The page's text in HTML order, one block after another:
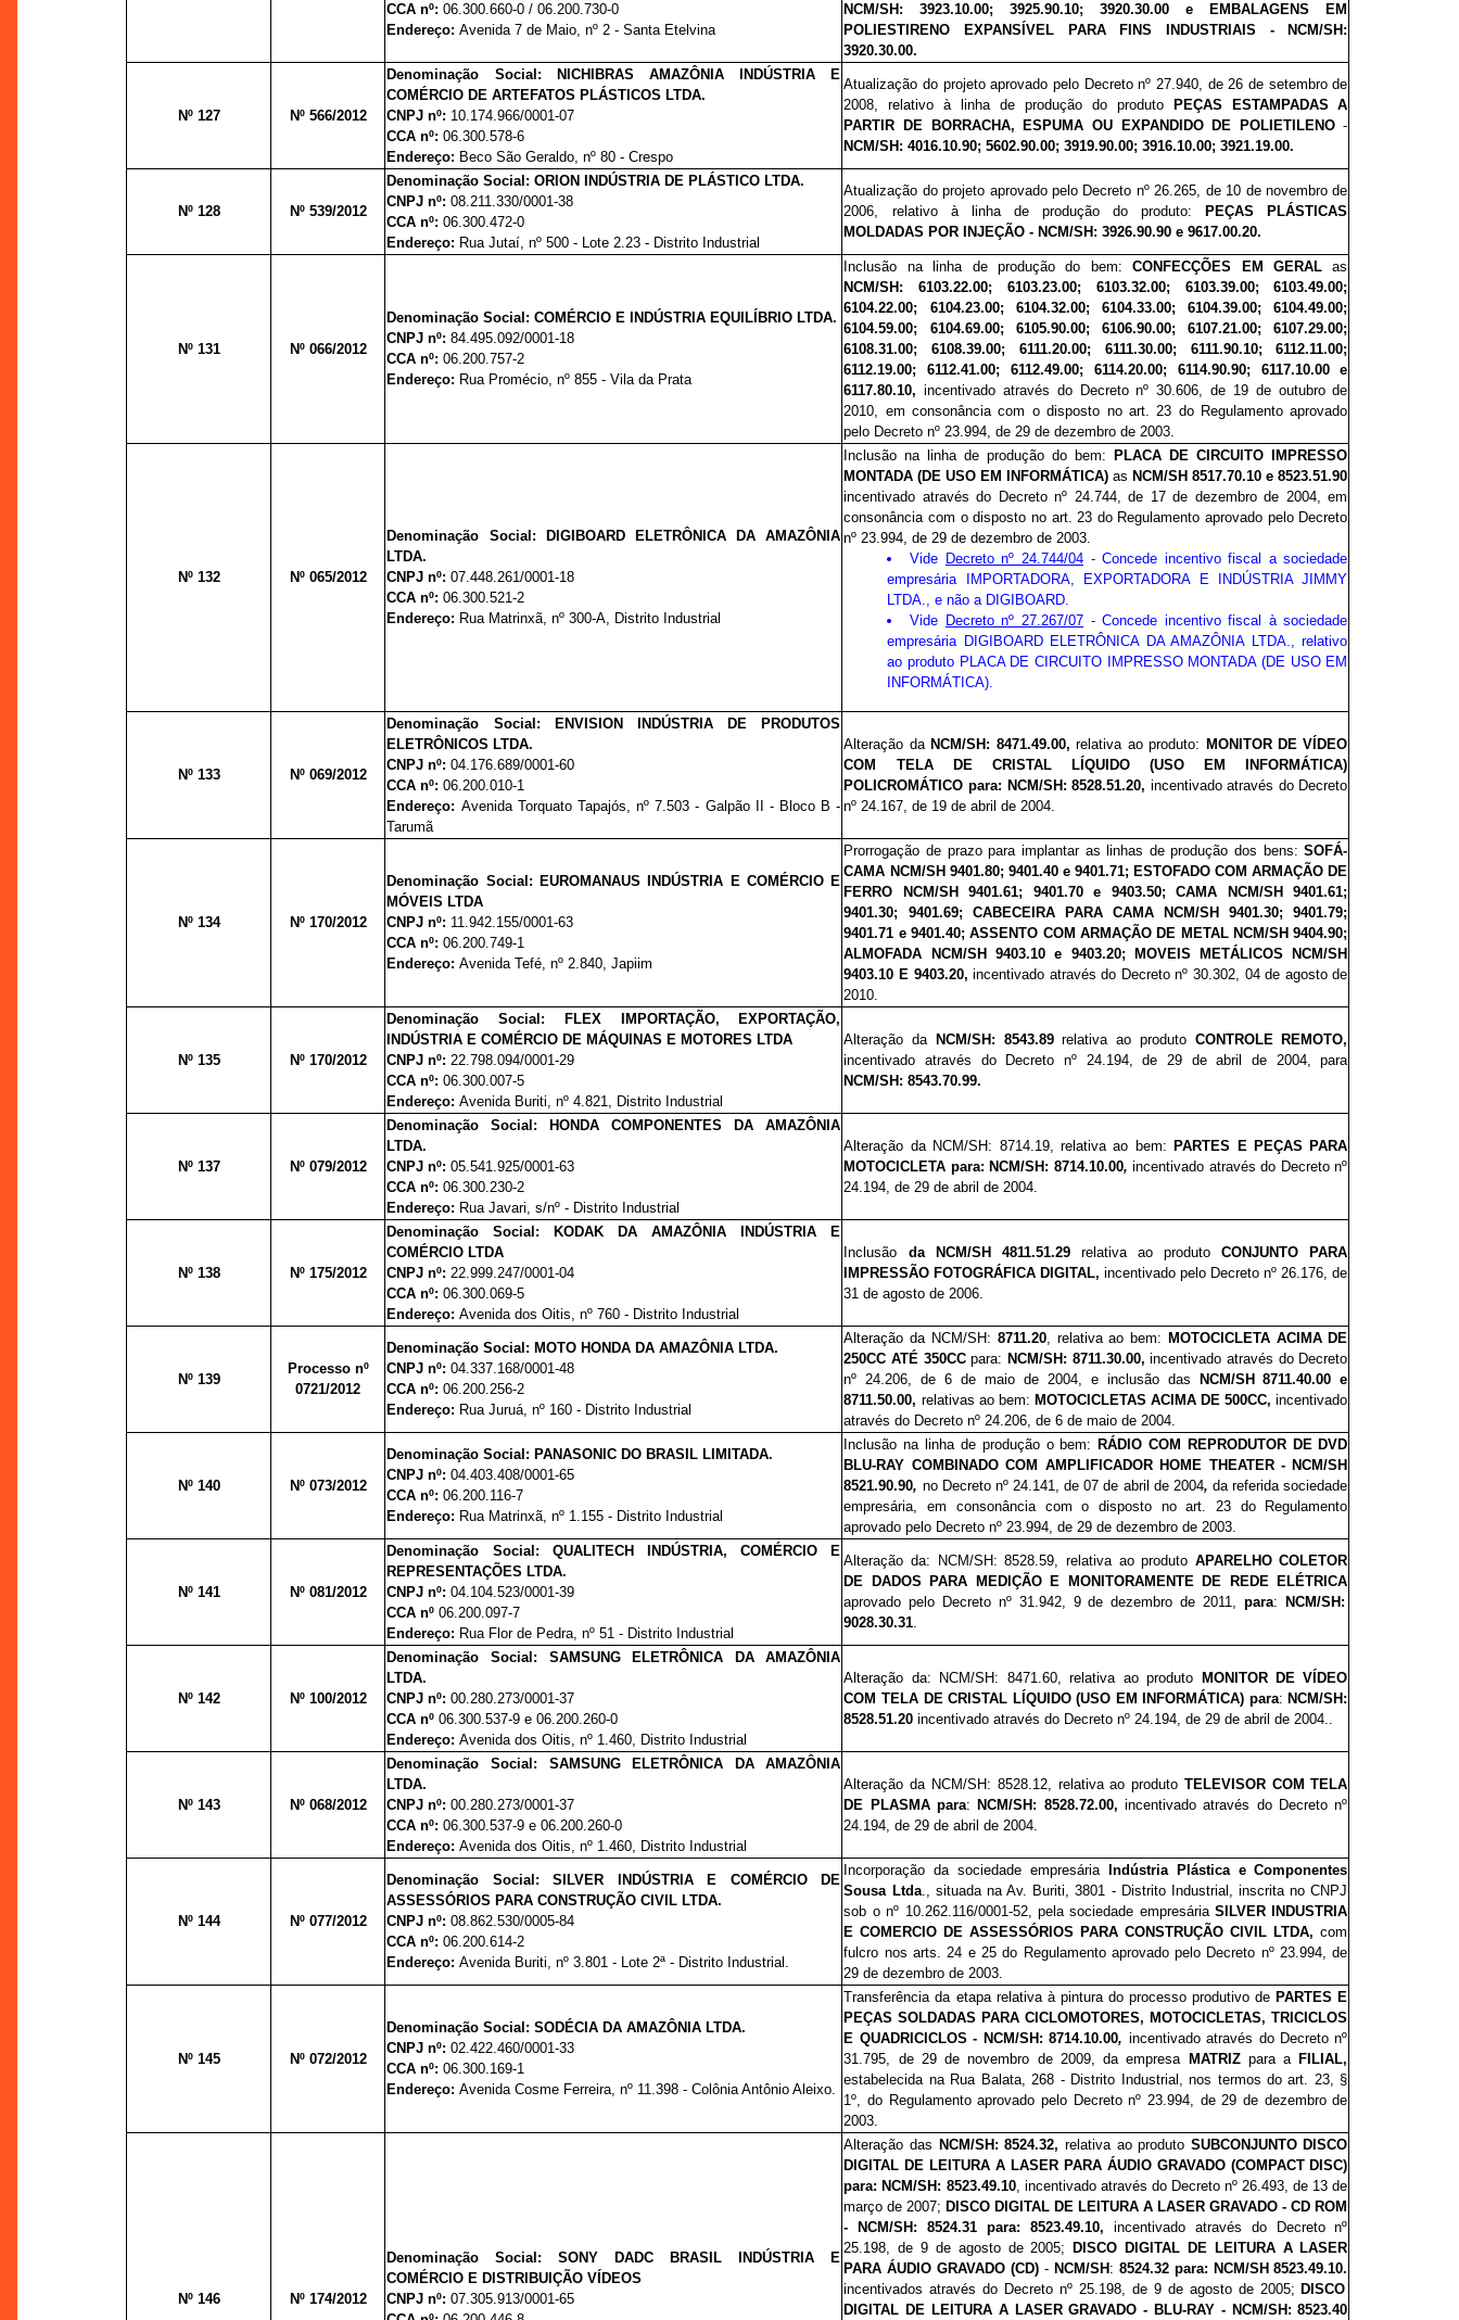
CCA nº: 06.300.660-0 / 06.200.730-0
Endereço:Avenida 7 de Maio,nº 2 - Santa Etelvina
NCM/SH: 3923.10.00; 3925.90.10; 3920.30.00 e EMBALAGENS EM
POLIESTIRENO EXPANSÍVEL PARA FINS INDUSTRIAIS - NCM/SH:
3920.30.00.
Nº 127 Nº 566/2012
Denominação Social:
NICHIBRAS AMAZÔNIA INDÚSTRIA E
COMÉRCIO DE ARTEFATOS PLÁSTICOS LTDA.
CNPJ nº: 10.174.966/0001-07
CCA nº: 06.300.578-6
Endereço: Beco São Geraldo, nº 80 - Crespo
Atualização do projeto aprovado pelo Decretonº 27.940, de 26 de setembro de
2008, relativo à linha de produção do produto
PEÇAS ESTAMPADAS A
PARTIR DE BORRACHA, ESPUMA OU EXPANDIDO DE POLIETILENO-
NCM/SH: 4016.10.90; 5602.90.00; 3919.90.00; 3916.10.00; 3921.19.00.
Nº 128 Nº 539/2012
Denominação Social: ORION INDÚSTRIA DE PLÁSTICO LTDA.
CNPJ nº:08.211.330/0001-38
CCA nº: 06.300.472-0
Endereço: Rua Jutaí,nº 500 - Lote 2.23 - Distrito Industrial
Atualização do projeto aprovado pelo Decreto nº 26.265, de 10 de novembro de
2006, relativo à linha de produção do produto: PEÇAS
PLÁSTICAS
MOLDADAS POR INJEÇÃO - NCM/SH: 3926.90.90 e 9617.00.20.
Nº 131 Nº 066/2012
Denominação Social: COMÉRCIO E INDÚSTRIA EQUILÍBRIO LTDA.
CNPJ nº:84.495.092/0001-18
CCA nº: 06.200.757-2
Endereço: Rua Promécio, nº 855 - Vila da Prata
Inclusão na linha de produção do bem: CONFECÇÕES EM GERALas
NCM/SH: 6103.22.00; 6103.23.00; 6103.32.00; 6103.39.00; 6103.49.00;
6104.22.00; 6104.23.00; 6104.32.00; 6104.33.00; 6104.39.00; 6104.49.00;
6104.59.00; 6104.69.00; 6105.90.00; 6106.90.00; 6107.21.00; 6107.29.00;
6108.31.00; 6108.39.00; 6111.20.00; 6111.30.00; 6111.90.10; 6112.11.00;
6112.19.00; 6112.41.00; 6112.49.00; 6114.20.00; 6114.90.90; 6117.10.00 e
6117.80.10,incentivado através do Decreto nº 30.606, de 19 de outubro de
2010, em consonância com o disposto no art. 23 do Regulamento aprovado
pelo Decreto nº 23.994, de 29 de dezembro de 2003.
Nº 132 Nº 065/2012
Denominação Social:
DIGIBOARD ELETRÔNICA DA AMAZÔNIA
LTDA.
CNPJ nº:07.448.261/0001-18
CCA nº: 06.300.521-2
Endereço: Rua Matrinxã, nº 300-A, Distrito Industrial
Inclusão na linha de produção do bem: PLACA DE CIRCUITO IMPRESSO
MONTADA (DE USO EM INFORMÁTICA)as NCM/SH 8517.70.10 e 8523.51.90
incentivado através do Decreto nº 24.744, de 17 de dezembro de 2004, em
consonância com o disposto no art. 23 do Regulamento aprovado pelo Decreto
nº 23.994, de 29 de dezembro de 2003.
Vide Decreto nº 24.744/04 - Concede incentivo fiscal a sociedade
empresária IMPORTADORA, EXPORTADORA E INDÚSTRIA JIMMY
LTDA., e não a DIGIBOARD.
Vide Decreto nº 27.267/07 - Concede incentivo fiscal à sociedade
empresária DIGIBOARD ELETRÔNICA DA AMAZÔNIA LTDA., relativo
ao produto PLACA DE CIRCUITO IMPRESSO MONTADA (DE USO EM
INFORMÁTICA).
Nº 133 Nº 069/2012
Denominação Social:
ENVISION INDÚSTRIA DE PRODUTOS
ELETRÔNICOS LTDA.
CNPJ nº:04.176.689/0001-60
CCA nº: 06.200.010-1
Endereço: Avenida Torquato Tapajós, nº 7.503 - Galpão II - Bloco B -
Tarumã
Alteração da NCM/SH: 8471.49.00,relativa ao produto: MONITOR DE VÍDEO
COM TELA DE CRISTAL LÍQUIDO (USO EM INFORMÁTICA)
POLICROMÁTICO para: NCM/SH: 8528.51.20, incentivado através do Decreto
nº 24.167, de 19 de abril de 2004.
Nº 134 Nº 170/2012
Denominação Social: EUROMANAUS INDÚSTRIA E COMÉRCIO E
MÓVEIS LTDA
CNPJ nº: 11.942.155/0001-63
CCA nº: 06.200.749-1
Endereço:Avenida Tefé, nº 2.840, Japiim
Prorrogação de prazo para implantar as linhas de produção dos bens:SOFÁ-
CAMA NCM/SH 9401.80; 9401.40 e 9401.71; ESTOFADO COM ARMAÇÃO DE
FERRO NCM/SH 9401.61; 9401.70 e 9403.50; CAMA NCM/SH 9401.61;
9401.30; 9401.69; CABECEIRA PARA CAMA NCM/SH 9401.30; 9401.79;
9401.71 e 9401.40; ASSENTO COM ARMAÇÃO DE METAL NCM/SH 9404.90;
ALMOFADA NCM/SH 9403.10 e 9403.20; MOVEIS METÁLICOS NCM/SH
9403.10 E 9403.20,incentivado através do Decreto nº 30.302, 04 de agosto de
2010.
Nº 135 Nº 170/2012
Denominação Social:
FLEX IMPORTAÇÃO, EXPORTAÇÃO,
INDÚSTRIA E COMÉRCIO DE MÁQUINAS E MOTORES LTDA
CNPJ nº:22.798.094/0001-29
CCA nº: 06.300.007-5
Endereço:Avenida Buriti, nº 4.821, Distrito Industrial
Alteração da NCM/SH: 8543.89relativa ao produto CONTROLE REMOTO,
incentivado através do Decreto nº 24.194, de 29 de abril de 2004,
para
NCM/SH: 8543.70.99.
Nº 137 Nº 079/2012
Denominação Social: HONDA COMPONENTES DA AMAZÔNIA
LTDA.
CNPJ nº:05.541.925/0001-63
CCA nº: 06.300.230-2
Endereço: Rua Javari, s/nº - Distrito Industrial
Alteração da NCM/SH: 8714.19, relativa ao bem: PARTES E PEÇAS PARA
MOTOCICLETA para: NCM/SH: 8714.10.00,incentivado através do Decreto nº
24.194, de 29 de abril de 2004.
Nº 138 Nº 175/2012
Denominação Social:
KODAK DA AMAZÔNIA INDÚSTRIA E
COMÉRCIO LTDA
CNPJ nº:22.999.247/0001-04
CCA nº: 06.300.069-5
Endereço:Avenida dos Oitis, nº 760 - Distrito Industrial
Inclusão da NCM/SH 4811.51.29 relativa ao produtoCONJUNTO PARA
IMPRESSÃO FOTOGRÁFICA DIGITAL,incentivado pelo Decreto nº 26.176, de
31 de agosto de 2006.
Nº 139
Processo nº
0721/2012
Denominação Social: MOTO HONDA DA AMAZÔNIA LTDA.
CNPJ nº:04.337.168/0001-48
CCA nº: 06.200.256-2
Endereço: Rua Juruá, nº 160 - Distrito Industrial
Alteração da NCM/SH: 8711.20, relativa ao bem: MOTOCICLETA ACIMA DE
250CC ATÉ 350CCpara: NCM/SH: 8711.30.00,incentivado através do Decreto
nº 24.206, de 6 de maio de 2004, e inclusão das
NCM/SH 8711.40.00 e
8711.50.00, relativas ao bem: MOTOCICLETAS ACIMA DE 500CC, incentivado
através do Decreto nº 24.206, de 6 de maio de 2004.
Nº 140 Nº 073/2012
Denominação Social: PANASONIC DO BRASIL LIMITADA.
CNPJ nº:04.403.408/0001-65
CCA nº: 06.200.116-7
Endereço: Rua Matrinxã, nº 1.155 - Distrito Industrial
Inclusão na linha de produção o bem: RÁDIO COM REPRODUTOR DE DVD
BLU-RAY COMBINADO COM AMPLIFICADOR HOME THEATER - NCM/SH
8521.90.90, no Decreto nº 24.141, de 07 de abril de 2004,da referida sociedade
empresária, em consonância
com o disposto no art. 23 do Regulamento
aprovado pelo Decreto nº 23.994, de 29 de dezembro de 2003.
Nº 141 Nº 081/2012
Denominação Social:
QUALITECH INDÚSTRIA, COMÉRCIO E
REPRESENTAÇÕES LTDA.
CNPJ nº:04.104.523/0001-39
CCA nº 06.200.097-7
Endereço: Rua Flor de Pedra, nº 51 - Distrito Industrial
Alteração da: NCM/SH: 8528.59, relativa ao produto APARELHO COLETOR
DE DADOS PARA MEDIÇÃO E MONITORAMENTE DE REDE ELÉTRICA
aprovado pelo Decreto nº 31.942, 9 de dezembro de 2011, para:
NCM/SH:
9028.30.31.
Nº 142 Nº 100/2012
Denominação Social:
SAMSUNG ELETRÔNICA DA AMAZÔNIA
LTDA.
CNPJ nº:00.280.273/0001-37
CCA nº 06.300.537-9 e 06.200.260-0
Endereço:Avenida dos Oitis, nº 1.460, Distrito Industrial
Alteração da: NCM/SH: 8471.60, relativa ao produto
MONITOR DE VÍDEO
COM TELA DE CRISTAL LÍQUIDO (USO EM INFORMÁTICA) para: NCM/SH:
8528.51.20 incentivado através do Decreto nº 24.194, de 29 de abril de 2004..
Nº 143 Nº 068/2012
Denominação Social:
SAMSUNG ELETRÔNICA DA AMAZÔNIA
LTDA.
CNPJ nº:00.280.273/0001-37
CCA nº: 06.300.537-9 e 06.200.260-0
Endereço:Avenida dos Oitis, nº 1.460, Distrito Industrial
Alteração da NCM/SH: 8528.12, relativa ao produto TELEVISOR COM TELA
DE PLASMA para: NCM/SH: 8528.72.00,incentivado através do Decreto nº
24.194, de 29 de abril de 2004.
Nº 144 Nº 077/2012
Denominação Social:
SILVER INDÚSTRIA E COMÉRCIO DE
ASSESSÓRIOS PARA CONSTRUÇÃO CIVIL LTDA.
CNPJ nº:08.862.530/0005-84
CCA nº: 06.200.614-2
Endereço:Avenida Buriti, nº 3.801 - Lote 2ª - Distrito Industrial.
Incorporação da sociedade empresária
Indústria Plástica e Componentes
Sousa Ltda., situada na Av. Buriti, 3801 - Distrito Industrial, inscrita no CNPJ
sob o nº 10.262.116/0001-52, pela sociedade empresáriaSILVER INDUSTRIA
E COMERCIO DE ASSESSÓRIOS PARA CONSTRUÇÃO CIVIL LTDA, com
fulcro nos arts. 24 e 25 do Regulamento aprovado pelo Decreto nº 23.994, de
29 de dezembro de 2003.
Nº 145 Nº 072/2012
Denominação Social: SODÉCIA DA AMAZÔNIA LTDA.
CNPJ nº:02.422.460/0001-33
CCA nº: 06.300.169-1
Endereço:Avenida Cosme Ferreira, nº 11.398 - Colônia Antônio Aleixo.
Transferência da etapa relativa à pintura do processo produtivo de PARTES E
PEÇAS SOLDADAS PARA CICLOMOTORES, MOTOCICLETAS, TRICICLOS
E QUADRICICLOS - NCM/SH: 8714.10.00, incentivado através do Decreto nº
31.795, de 29 de novembro de 2009, da empresa MATRIZ para a FILIAL,
estabelecida na Rua Balata, 268 - Distrito Industrial, nos termos do art. 23, §
1º, do Regulamento aprovado pelo Decreto nº 23.994, de 29 de dezembro de
2003.
Nº 146 Nº 174/2012
Denominação Social:
SONY DADC BRASIL INDÚSTRIA E
COMÉRCIO E DISTRIBUIÇÃO VÍDEOS
CNPJ nº:07.305.913/0001-65
Alteração das NCM/SH: 8524.32, relativa ao produto SUBCONJUNTO DISCO
DIGITAL DE LEITURA A LASER PARA ÁUDIO GRAVADO (COMPACT DISC)
para: NCM/SH: 8523.49.10, incentivado através do Decreto nº 26.493, de 13 de
março de 2007; DISCO DIGITAL DE LEITURA A LASER GRAVADO - CD ROM
- NCM/SH: 8524.31 para:
8523.49.10, incentivado através do Decreto nº
25.198, de 9 de agosto de 2005;
DISCO DIGITAL DE LEITURA A LASER
PARA ÁUDIO GRAVADO (CD) - NCM/SH : 8524.32 para: NCM/SH 8523.49.10.
incentivados através do Decreto nº 25.198, de 9 de agosto de 2005; DISCO
DIGITAL DE LEITURA A LASER GRAVADO - BLU-RAY - NCM/SH: 8523.40